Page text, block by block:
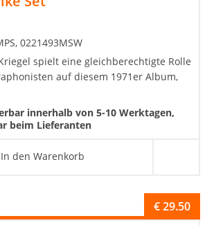
0221493MSW
spielt eine gleichberechtigte Rolle
auf diesem 1971er Album,
innerhalb von 5-10 Werktagen,
beim Lieferanten
In den Warenkorb
€29.50